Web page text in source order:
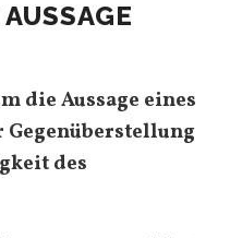
die Aussage eines
des